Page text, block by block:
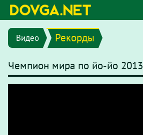
Видео Рекорды
Чемпион мира по йо-йо 2013